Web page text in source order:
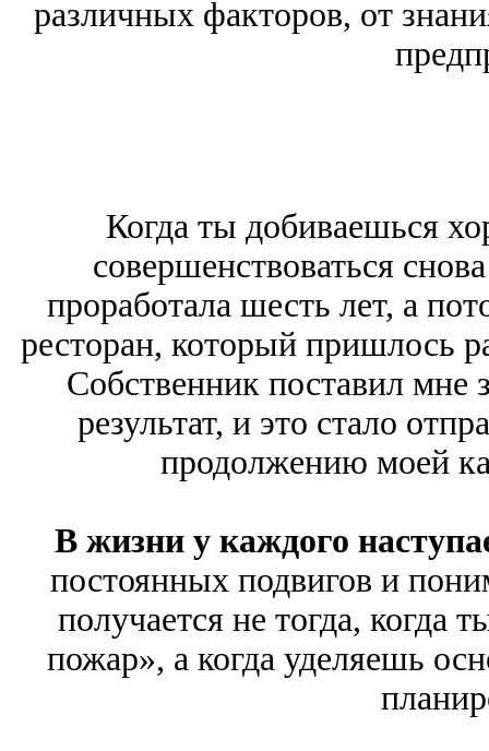
различных факторов, от
Когда ты добиваешься
совершенствоваться
проработала шесть лет, а
ресторан, который пришлось
Собственник поставил
результат, и это стало
продолжению моей
В жизни у каждого
постоянных подвигов и
получается не тогда,
пожар», а когда уделяешь